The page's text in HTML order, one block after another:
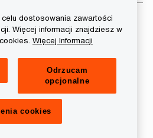
Ustawienia cookies
dostosowania zawartości
Więcej informacji znajdziesz w
Więcej Informacji
Odrzucam
opcjonalne
cookies